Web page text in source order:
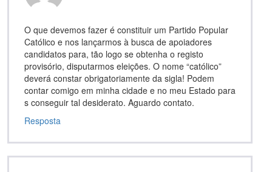
O que devemos fazer é constituir um Partido Popular
Católico e nos lançarmos à busca de apoiadores
candidatos para, tão logo se obtenha o registo
provisório, disputarmos eleições. O nome “católico”
deverá constar obrigatoriamente da sigla! Podem
contar comigo em minha cidade e no meu Estado para
s conseguir tal desiderato. Aguardo contato.
Resposta